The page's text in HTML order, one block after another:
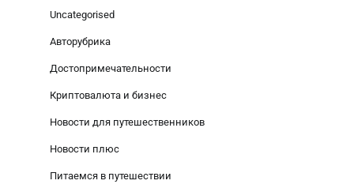
Uncategorised
Авторубрика
Достопримечательности
Криптовалюта и бизнес
Новости для путешественников
Новости плюс
Питаемся в путешествии